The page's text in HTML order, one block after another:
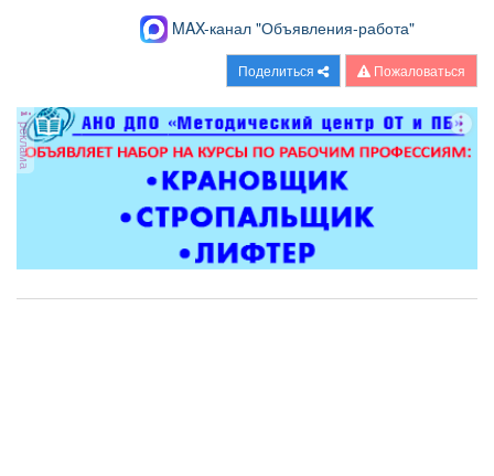
MAX-канал "Объявления-работа"
Поделиться Пожаловаться
реклама